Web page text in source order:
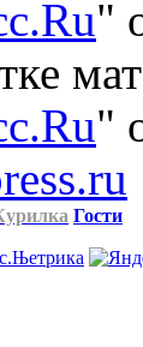
"
"
Гости